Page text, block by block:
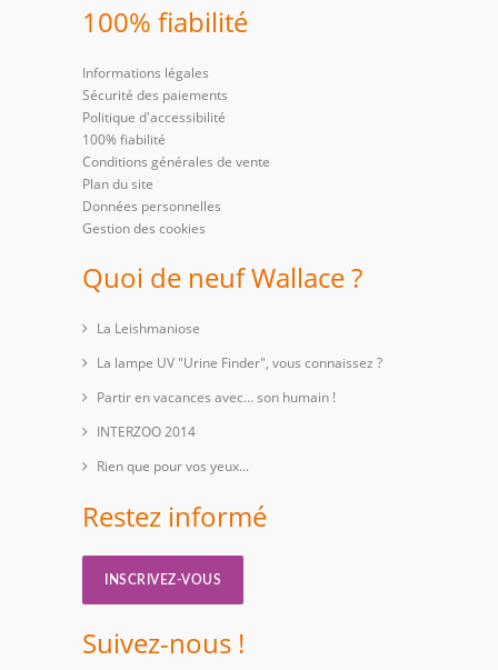
100% fiabilité
Informations légales
Sécurité des paiements
Politique d'accessibilité
100% fiabilité
Conditions générales de vente
Plan du site
Données personnelles
Gestion des cookies
Quoi de neuf Wallace ?
La Leishmaniose
La lampe UV "Urine Finder", vous connaissez ?
Partir en vacances avec… son humain !
INTERZOO 2014
Rien que pour vos yeux...
Restez informé
INSCRIVEZ-VOUS
Suivez-nous !